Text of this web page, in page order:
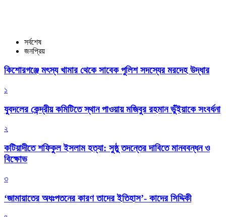
সর্বশেষ
জনপ্রিয়
কিশোরগঞ্জে মৎস্য খামার থেকে সাবেক পুলিশ সদস্যের মরদেহ উদ্ধার
১
যুবদলের কেন্দ্রীয় কমিটিতে স্থান পাওয়ায় মজিবুর রহমান ভুঁইয়াকে সংবর্ধনা
২
কটিয়াদীতে শফিকুল ইসলাম হত্যা: সুষ্ঠু তদন্তের দাবিতে মানববন্ধন ও
বিক্ষোভ
৩
‘জামায়াতের অধঃপতনের কারণ তাদের ইতিহাস’- কাদের সিদ্দিকী